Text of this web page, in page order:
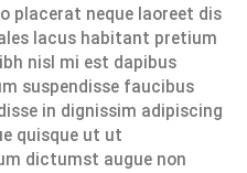
placerat neque laoreet dis
lacus habitant pretium
nisl mi est dapibus
suspendisse faucibus
in dignissim adipiscing
quisque ut ut
dictumst augue non